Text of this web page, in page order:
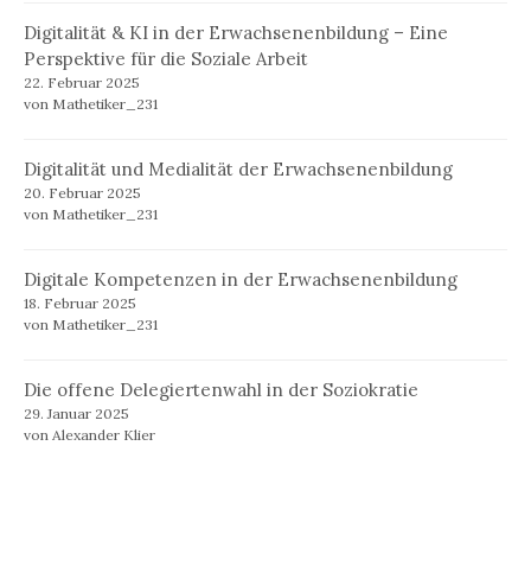
Digitalität & KI in der Erwachsenenbildung – Eine
Perspektive für die Soziale Arbeit
22. Februar 2025
von Mathetiker_231
Digitalität und Medialität der Erwachsenenbildung
20. Februar 2025
von Mathetiker_231
Digitale Kompetenzen in der Erwachsenenbildung
18. Februar 2025
von Mathetiker_231
Die offene Delegiertenwahl in der Soziokratie
29. Januar 2025
von Alexander Klier